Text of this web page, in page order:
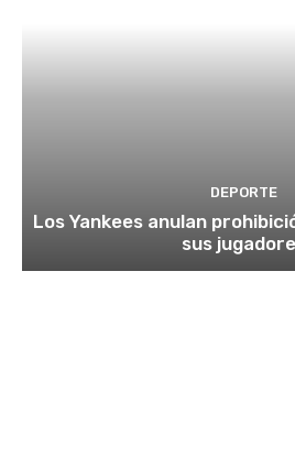
DEPORTE
Los Yankees anulan
sus